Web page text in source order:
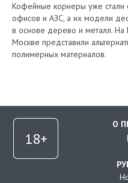
Кофейные корнеры уже стали
офисов и АЗС, а их модели
в основе дерево и металл. На
Москве представили
полимерных материалов.
О